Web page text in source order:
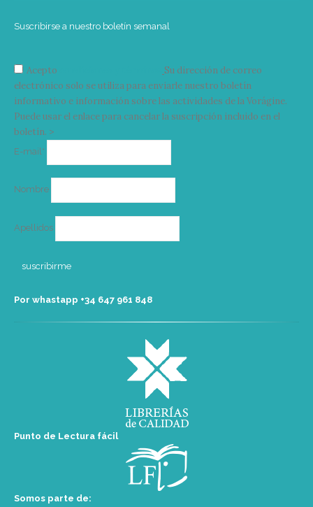
Suscribirse a nuestro boletín semanal
Acepto
Su dirección de correo
electrónico solo se utiliza para enviarle nuestro boletín
informativo e información sobre las actividades de la Vorágine.
Puede usar el enlace para cancelar la suscripción incluido en el
boletín. >
E-mail*
Nombre
Apellidos
Por whastapp +34 ‭647 961 848‬
Punto de Lectura fácil
Somos parte de: